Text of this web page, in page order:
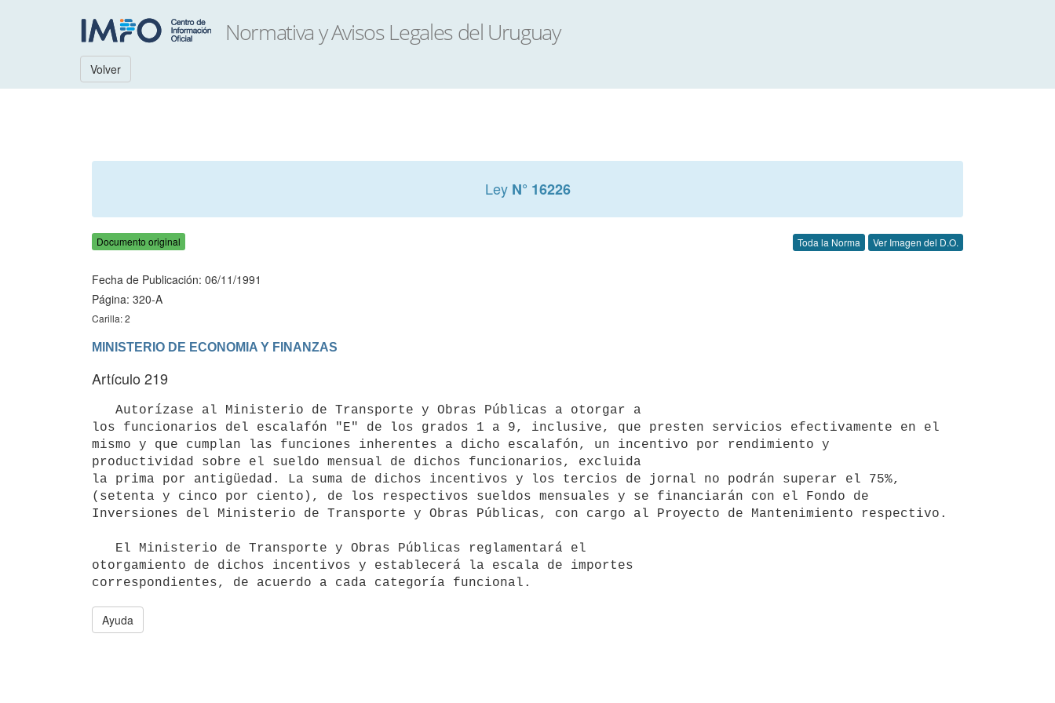
Volver
Ley N° 16226
Documento original Toda la Norma Ver Imagen del D.O.
Fecha de Publicación: 06/11/1991
Página: 320-A
Carilla: 2
MINISTERIO DE ECONOMIA Y FINANZAS
Artículo 219
los funcionarios del escalafón "E" de los grados 1 a 9, inclusive, que presten servicios efectivamente en el
mismo y que cumplan las funciones inherentes a dicho escalafón, un incentivo por rendimiento y
productividad sobre el sueldo mensual de dichos funcionarios, excluida
la prima por antigüedad. La suma de dichos incentivos y los tercios de jornal no podrán superar el 75%,
(setenta y cinco por ciento), de los respectivos sueldos mensuales y se financiarán con el Fondo de
Inversiones del Ministerio de Transporte y Obras Públicas, con cargo al Proyecto de Mantenimiento respectivo.
otorgamiento de dichos incentivos y establecerá la escala de importes
Ayuda